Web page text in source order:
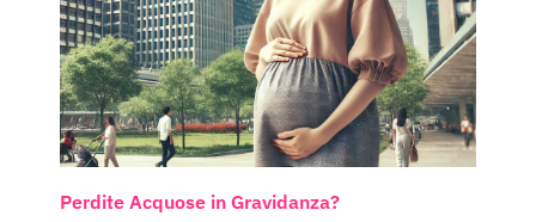
Perdite Acquose in Gravidanza?